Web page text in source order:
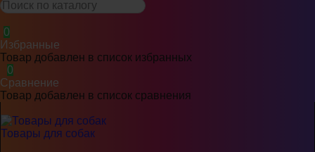
0
Избранные
Товар добавлен в список избранных
0
Сравнение
Товар добавлен в список сравнения
Товары для собак